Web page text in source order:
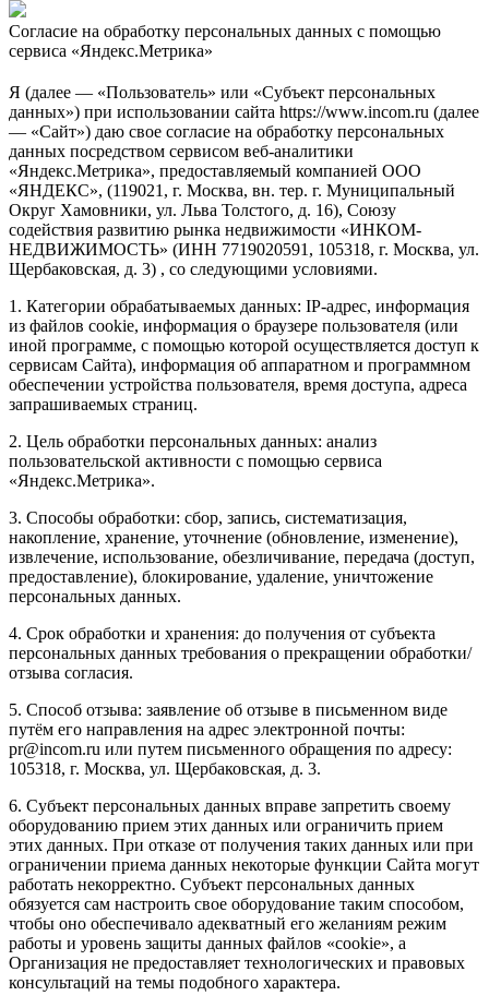
Согласие на обработку персональных данных с помощью
сервиса «Яндекс.Метрика»
Я (далее — «Пользователь» или «Субъект персональных
данных») при использовании сайта https://www.incom.ru (далее
— «Сайт») даю свое согласие на обработку персональных
данных посредством сервисом веб-аналитики
«Яндекс.Метрика», предоставляемый компанией ООО
«ЯНДЕКС», (119021, г. Москва, вн. тер. г. Муниципальный
Округ Хамовники, ул. Льва Толстого, д. 16), Союзу
содействия развитию рынка недвижимости «ИНКОМ-
НЕДВИЖИМОСТЬ» (ИНН 7719020591, 105318, г. Москва, ул.
Щербаковская, д. 3) , со следующими условиями.
1. Категории обрабатываемых данных: IP-адрес, информация
из файлов cookie, информация о браузере пользователя (или
иной программе, с помощью которой осуществляется доступ к
сервисам Сайта), информация об аппаратном и программном
обеспечении устройства пользователя, время доступа, адреса
запрашиваемых страниц.
2. Цель обработки персональных данных: анализ
пользовательской активности с помощью сервиса
«Яндекс.Метрика».
3. Способы обработки: сбор, запись, систематизация,
накопление, хранение, уточнение (обновление, изменение),
извлечение, использование, обезличивание, передача (доступ,
предоставление), блокирование, удаление, уничтожение
персональных данных.
4. Срок обработки и хранения: до получения от субъекта
персональных данных требования о прекращении обработки/
отзыва согласия.
5. Способ отзыва: заявление об отзыве в письменном виде
путём его направления на адрес электронной почты:
pr@incom.ru или путем письменного обращения по адресу:
105318, г. Москва, ул. Щербаковская, д. 3.
6. Субъект персональных данных вправе запретить своему
оборудованию прием этих данных или ограничить прием
этих данных. При отказе от получения таких данных или при
ограничении приема данных некоторые функции Сайта могут
работать некорректно. Субъект персональных данных
обязуется сам настроить свое оборудование таким способом,
чтобы оно обеспечивало адекватный его желаниям режим
работы и уровень защиты данных файлов «cookie», а
Организация не предоставляет технологических и правовых
консультаций на темы подобного характера.